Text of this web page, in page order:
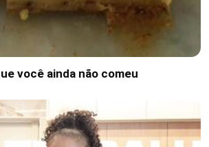
você ainda não comeu